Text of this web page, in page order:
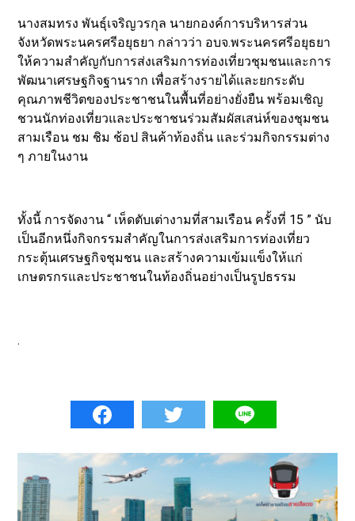
นางสมทรง พันธุ์เจริญวรกุล นายกองค์การบริหารส่วน
จังหวัดพระนครศรีอยุธยา กล่าวว่า อบจ.พระนครศรีอยุธยา
ให้ความสำคัญกับการส่งเสริมการท่องเที่ยวชุมชนและการ
พัฒนาเศรษฐกิจฐานราก เพื่อสร้างรายได้และยกระดับ
คุณภาพชีวิตของประชาชนในพื้นที่อย่างยั่งยืน พร้อมเชิญ
ชวนนักท่องเที่ยวและประชาชนร่วมสัมผัสเสน่ห์ของชุมชน
สามเรือน ชม ชิม ช้อป สินค้าท้องถิ่น และร่วมกิจกรรมต่าง
ๆ ภายในงาน
ทั้งนี้ การจัดงาน “ เห็ดตับเต่างามที่สามเรือน ครั้งที่ 15 ” นับ
เป็นอีกหนึ่งกิจกรรมสำคัญในการส่งเสริมการท่องเที่ยว
กระตุ้นเศรษฐกิจชุมชน และสร้างความเข้มแข็งให้แก่
เกษตรกรและประชาชนในท้องถิ่นอย่างเป็นรูปธรรม
.